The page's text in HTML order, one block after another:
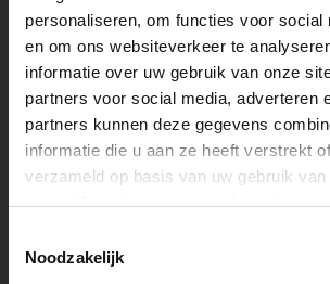
personaliseren, om functies voor social
en om ons websiteverkeer te
informatie over uw gebruik van onze
partners voor social media, adverteren
partners kunnen deze gegevens
informatie die u aan ze heeft verstrekt
verzameld op basis van uw gebruik
gaat akkoord met onze cookies als u
Noodzakelijk
Bestel online op Souman.nl of kom naar
onze muziekwinkel van 2000m2 vlakbij
Zwolle. Laat u adviseren over een nieuwe
piano of test zelf één van de speelklare
gitaren.
Volg ons
Ontvang de nieuwste
promoties